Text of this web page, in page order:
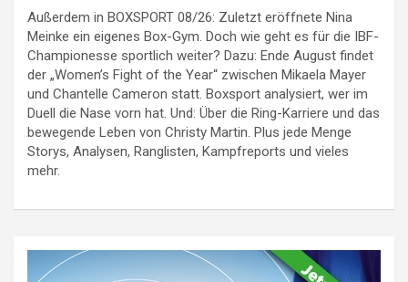
Außerdem in BOXSPORT 08/26: Zuletzt eröffnete Nina
Meinke ein eigenes Box-Gym. Doch wie geht es für die IBF-
Championesse sportlich weiter? Dazu: Ende August findet
der „Women’s Fight of the Year“ zwischen Mikaela Mayer
und Chantelle Cameron statt. Boxsport analysiert, wer im
Duell die Nase vorn hat. Und: Über die Ring-Karriere und das
bewegende Leben von Christy Martin. Plus jede Menge
Storys, Analysen, Ranglisten, Kampfreports und vieles
mehr.